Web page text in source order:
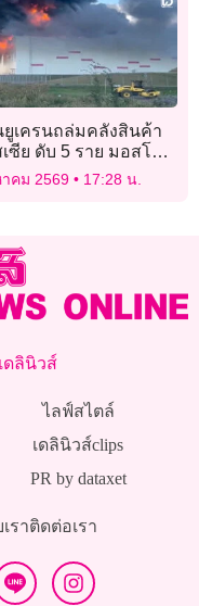
ยูเครนถล่มคลังสินค้า
ซีย ดับ 5 ราย มอสโก
ในทะเลดำตอบโต้
คม 2569 17:28 น.
ดลินิวส์
ไลฟ์สไตล์
เดลินิวส์clips
PR by dataxet
ราติดต่อเรา